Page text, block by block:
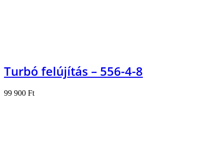
Turbó felújítás – 556-4-8
99 900 Ft